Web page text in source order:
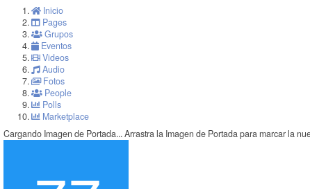
Inicio
Pages
Grupos
Eventos
Videos
Audio
Fotos
People
Polls
Marketplace
Cargando Imagen de Portada...Arrastra la Imagen de Portada para marcar la